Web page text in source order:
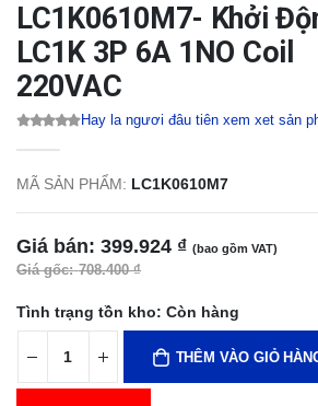
LC1K0610M7- Khởi
LC1K 3P 6A 1NO Coil
220VAC
Hay la ngươi đâu tiên xem xet sản
MÃ SẢN PHẨM: LC1K0610M7
Giá bán: 399.924 ₫ (bao gồm VAT)
Giá gốc: 708.400 ₫
Tình trạng tồn kho: Còn hàng
THÊM VÀO GIỎ